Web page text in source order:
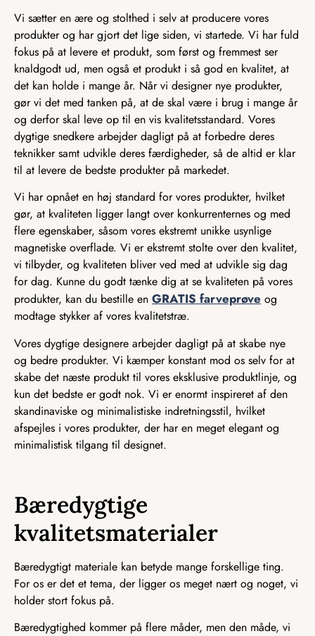
Vi sætter en ære og stolthed i selv at producere vores
produkter og har gjort det lige siden, vi startede. Vi har fuld
fokus på at levere et produkt, som først og fremmest ser
knaldgodt ud, men også et produkt i så god en kvalitet, at
det kan holde i mange år. Når vi designer nye produkter,
gør vi det med tanken på, at de skal være i brug i mange år
og derfor skal leve op til en vis kvalitetsstandard. Vores
dygtige snedkere arbejder dagligt på at forbedre deres
teknikker samt udvikle deres færdigheder, så de altid er klar
til at levere de bedste produkter på markedet.
Vi har opnået en høj standard for vores produkter, hvilket
gør, at kvaliteten ligger langt over konkurrenternes og med
flere egenskaber, såsom vores ekstremt unikke usynlige
magnetiske overflade. Vi er ekstremt stolte over den kvalitet,
vi tilbyder, og kvaliteten bliver ved med at udvikle sig dag
for dag. Kunne du godt tænke dig at se kvaliteten på vores
produkter, kan du bestille en GRATIS farveprøve og
modtage stykker af vores kvalitetstræ.
Vores dygtige designere arbejder dagligt på at skabe nye
og bedre produkter. Vi kæmper konstant mod os selv for at
skabe det næste produkt til vores eksklusive produktlinje, og
kun det bedste er godt nok. Vi er enormt inspireret af den
skandinaviske og minimalistiske indretningsstil, hvilket
afspejles i vores produkter, der har en meget elegant og
minimalistisk tilgang til designet.
Bæredygtige
kvalitetsmaterialer
Bæredygtigt materiale kan betyde mange forskellige ting.
For os er det et tema, der ligger os meget nært og noget, vi
holder stort fokus på.
Bæredygtighed kommer på flere måder, men den måde, vi